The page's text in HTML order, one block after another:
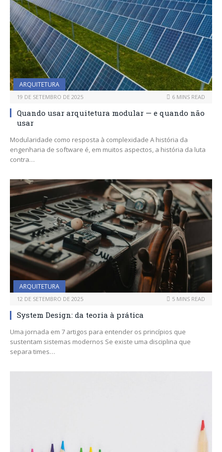
ARQUITETURA
19 DE SETEMBRO DE 2025 6 MINS READ
Quando usar arquitetura modular — e quando não
usar
Modularidade como resposta à complexidade A história da
engenharia de software é, em muitos aspectos, a história da luta
contra…
ARQUITETURA
12 DE SETEMBRO DE 2025 5 MINS READ
System Design: da teoria à prática
Uma jornada em 7 artigos para entender os princípios que
sustentam sistemas modernos Se existe uma disciplina que
separa times…